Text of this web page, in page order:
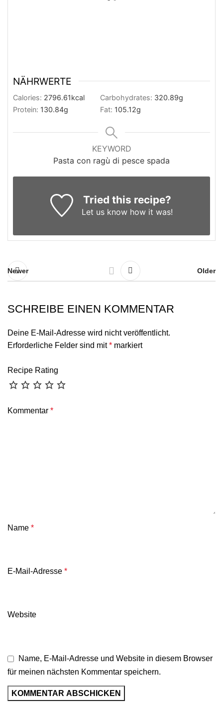
NÄHRWERTE
Calories: 2796.61kcal Carbohydrates: 320.89g
Protein: 130.84g Fat: 105.12g
KEYWORD
Pasta con ragù di pesce spada
Tried this recipe?
Let us know how it was!
Newer Older
SCHREIBE EINEN KOMMENTAR
Deine E-Mail-Adresse wird nicht veröffentlicht.
Erforderliche Felder sind mit* markiert
Recipe Rating
Kommentar *
Name *
E-Mail-Adresse *
Website
Name, E-Mail-Adresse und Website in diesem Browser
für meinen nächsten Kommentar speichern.